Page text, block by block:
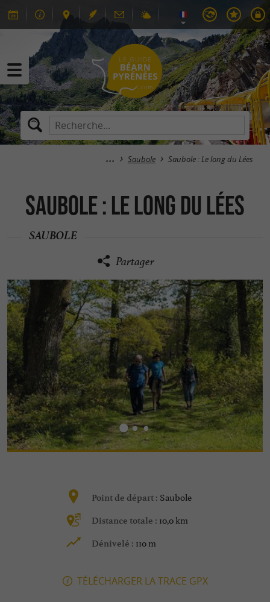
Saubole Saubole : Le long du Lées
Saubole : Le long du Lées
SAUBOLE
Partager
Point de départ : Saubole
Distance totale : 10,0 km
Dénivelé : 110 m
TÉLÉCHARGER LA TRACE GPX